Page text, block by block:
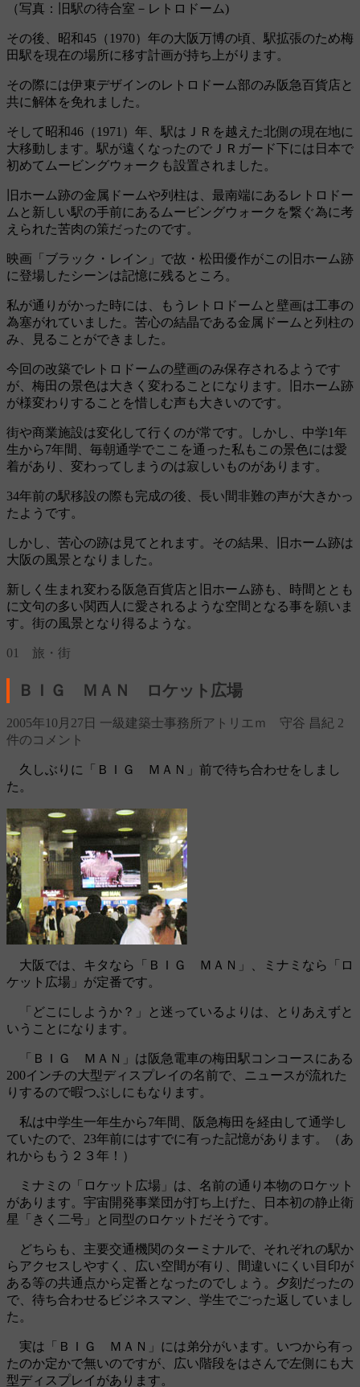
（写真：旧駅の待合室－レトロドーム)
その後、昭和45（1970）年の大阪万博の頃、駅拡張のため梅
田駅を現在の場所に移す計画が持ち上がります。
その際には伊東デザインのレトロドーム部のみ阪急百貨店と
共に解体を免れました。
そして昭和46（1971）年、駅はＪＲを越えた北側の現在地に
大移動します。駅が遠くなったのでＪＲガード下には日本で
初めてムービングウォークも設置されました。
旧ホーム跡の金属ドームや列柱は、最南端にあるレトロドー
ムと新しい駅の手前にあるムービングウォークを繋ぐ為に考
えられた苦肉の策だったのです。
映画「ブラック・レイン」で故・松田優作がこの旧ホーム跡
に登場したシーンは記憶に残るところ。
私が通りがかった時には、もうレトロドームと壁画は工事の
為塞がれていました。苦心の結晶である金属ドームと列柱の
み、見ることができました。
今回の改築でレトロドームの壁画のみ保存されるようです
が、梅田の景色は大きく変わることになります。旧ホーム跡
が様変わりすることを惜しむ声も大きいのです。
街や商業施設は変化して行くのが常です。しかし、中学1年
生から7年間、毎朝通学でここを通った私もこの景色には愛
着があり、変わってしまうのは寂しいものがあります。
34年前の駅移設の際も完成の後、長い間非難の声が大きかっ
たようです。
しかし、苦心の跡は見てとれます。その結果、旧ホーム跡は
大阪の風景となりました。
新しく生まれ変わる阪急百貨店と旧ホーム跡も、時間ととも
に文句の多い関西人に愛されるような空間となる事を願いま
す。街の風景となり得るような。
01 旅・街
ＢＩＧ ＭＡＮ ロケット広場
2005年10月27日 一級建築士事務所アトリエｍ 守谷 昌紀 2
件のコメント
久しぶりに「ＢＩＧ ＭＡＮ」前で待ち合わせをしまし
た。
大阪では、キタなら「ＢＩＧ ＭＡＮ」、ミナミなら「ロ
ケット広場」が定番です。
「どこにしようか？」と迷っているよりは、とりあえずと
いうことになります。
「ＢＩＧ ＭＡＮ」は阪急電車の梅田駅コンコースにある
200インチの大型ディスプレイの名前で、ニュースが流れた
りするので暇つぶしにもなります。
私は中学生一年生から7年間、阪急梅田を経由して通学し
ていたので、23年前にはすでに有った記憶があります。（あ
れからもう２３年！）
ミナミの「ロケット広場」は、名前の通り本物のロケット
があります。宇宙開発事業団が打ち上げた、日本初の静止衛
星「きく二号」と同型のロケットだそうです。
どちらも、主要交通機関のターミナルで、それぞれの駅か
らアクセスしやすく、広い空間が有り、間違いにくい目印が
ある等の共通点から定番となったのでしょう。夕刻だったの
で、待ち合わせるビジネスマン、学生でごった返していまし
た。
実は「ＢＩＧ ＭＡＮ」には弟分がいます。いつから有っ
たのか定かで無いのですが、広い階段をはさんで左側にも大
型ディスプレイがあります。